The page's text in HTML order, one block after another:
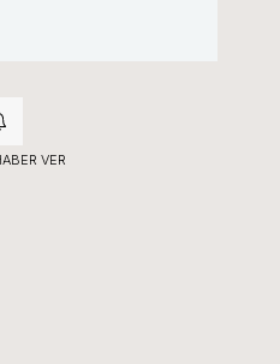
VER